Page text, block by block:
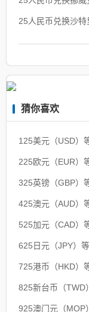
25人民币兑换沙
猜你喜欢
125美元（USD）
225欧元（EUR）
325英镑（GBP）
425澳元（AUD）
525加元（CAD）
625日元（JPY）
725港币（HKD）
825新台币（TWD
925澳门元（MOP